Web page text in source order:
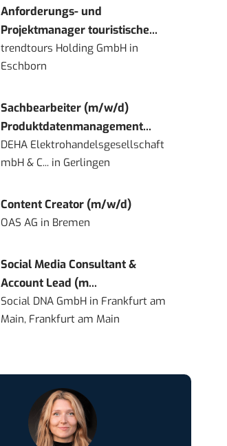
Anforderungs- und
Projektmanager touristische...
trendtours Holding GmbH in
Eschborn
Sachbearbeiter (m/w/d)
Produktdatenmanagement...
DEHA Elektrohandelsgesellschaft
mbH & C... in Gerlingen
Content Creator (m/w/d)
OAS AG in Bremen
Social Media Consultant &
Account Lead (m...
Social DNA GmbH in Frankfurt am
Main, Frankfurt am Main